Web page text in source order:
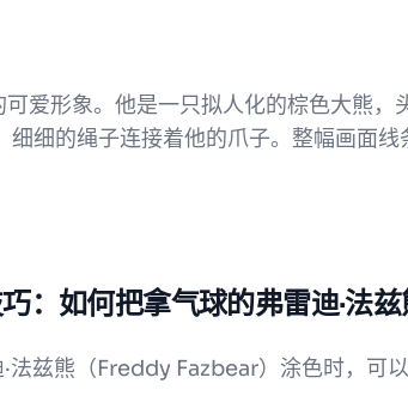
爱形象。他是一只拟人化的棕色大熊，
细的绳子连接着他的爪子。整幅画面线
：如何把拿气球的弗雷迪·法兹
法兹熊（Freddy Fazbear）涂色时，可以